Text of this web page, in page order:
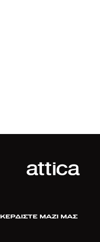
ΚΕΡΔΙΣΤΕ ΜΑΖΙ ΜΑΣ